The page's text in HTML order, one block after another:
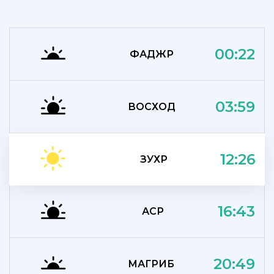
ФАДЖР 00:22
ВОСХОД 03:59
ЗУХР 12:26
АСР 16:43
МАГРИБ 20:49